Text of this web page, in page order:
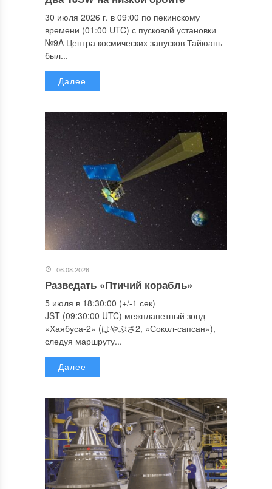
30 июля 2026 г. в 09:00 по пекинскому
времени (01:00 UTC) с пусковой установки
№9A Центра космических запусков Тайюань
был...
Далее
06.08.2026
Разведать «Птичий корабль»
5 июля в 18:30:00 (+/-1 сек)
JST (09:30:00 UTC) межпланетный зонд
«Хаябуса-2» (はやぶさ2, «Сокол-сапсан»),
следуя маршруту...
Далее